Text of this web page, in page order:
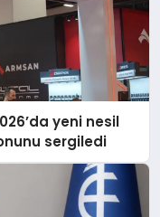
yeni nesil
sergiledi